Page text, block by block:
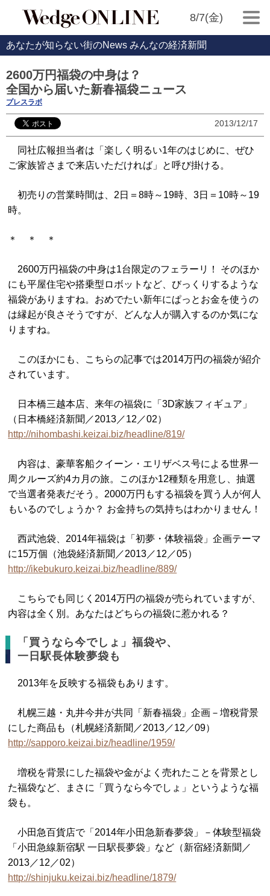
8/7(金)
あなたが知らない街のNews みんなの経済新聞
2600万円福袋の中身は？
全国から届いた新春福袋ニュース
プレスラボ
2013/12/17
同社広報担当者は「楽しく明るい1年のはじめに、ぜひ
ご家族皆さまで来店いただければ」と呼び掛ける。
初売りの営業時間は、2日＝8時～19時、3日＝10時～19
時。
＊ ＊ ＊
2600万円福袋の中身は1台限定のフェラーリ！ そのほか
にも平屋住宅や搭乗型ロボットなど、びっくりするような
福袋がありますね。おめでたい新年にぱっとお金を使うの
は縁起が良さそうですが、どんな人が購入するのか気にな
りますね。
このほかにも、こちらの記事では2014万円の福袋が紹介
されています。
日本橋三越本店、来年の福袋に「3D家族フィギュア」
（日本橋経済新聞／2013／12／02）
http://nihombashi.keizai.biz/headline/819/
内容は、豪華客船クイーン・エリザベス号による世界一
周クルーズ約4カ月の旅。このほか12種類を用意し、抽選
で当選者発表だそう。2000万円もする福袋を買う人が何人
もいるのでしょうか？ お金持ちの気持ちはわかりません！
西武池袋、2014年福袋は「初夢・体験福袋」企画テーマ
に15万個（池袋経済新聞／2013／12／05）
http://ikebukuro.keizai.biz/headline/889/
こちらでも同じく2014万円の福袋が売られていますが、
内容は全く別。あなたはどちらの福袋に惹かれる？
「買うなら今でしょ」福袋や、
一日駅長体験夢袋も
2013年を反映する福袋もあります。
札幌三越・丸井今井が共同「新春福袋」企画－増税背景
にした商品も（札幌経済新聞／2013／12／09）
http://sapporo.keizai.biz/headline/1959/
増税を背景にした福袋や金がよく売れたことを背景とし
た福袋など、まさに「買うなら今でしょ」というような福
袋も。
小田急百貨店で「2014年小田急新春夢袋」－体験型福袋
「小田急線新宿駅 一日駅長夢袋」など（新宿経済新聞／
2013／12／02）
http://shinjuku.keizai.biz/headline/1879/